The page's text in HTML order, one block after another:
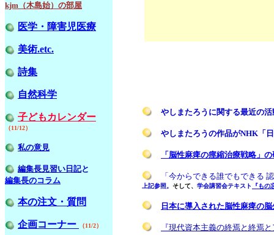
kjm （木島始）の部屋
医学・障害児医療
美術.etc.
詩集
自然科学
子どもカレンダー
（11/12）
私の意見
編集長見習い日記と
編集長のコラム
本の注文・質問
企画コーナー （11/2）
やしまたろうに関する最近の活
やしまたろうの作品がNHK「
「脳性麻痺の痙縮治療戦略」
「今からできる誰でもできる
上記参照。 そして、 学会講習会テキスト 『も
日本に導入された脳性麻痺の
『現代資本主義の終焉と終焉